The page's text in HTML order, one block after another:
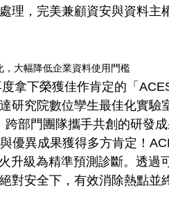
理，完美兼顧資安與資料主
大幅降低企業資料使用門檻
拿下榮獲佳作肯定的「
研究院數位孿生最佳化實驗
部門團隊攜手共創的研發
優異成果獲得多方肯定！
升級為精準預測診斷。透過
對安全下，有效消除熱點並